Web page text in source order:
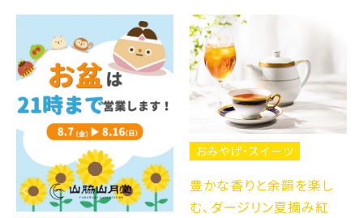
おみやげ・スイーツ
豊かな香りと余韻を楽し
む、ダージリン夏摘み紅